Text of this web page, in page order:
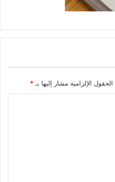
الحقول الإلزامية مشار إليها بـ *